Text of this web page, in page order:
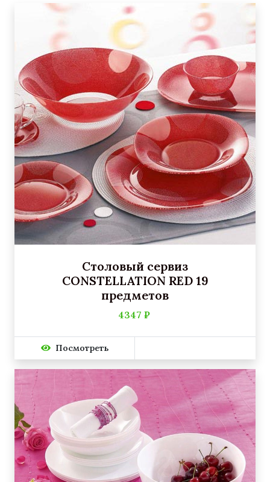
Столовый сервиз
CONSTELLATION RED 19
предметов
4347 ₽
Посмотреть